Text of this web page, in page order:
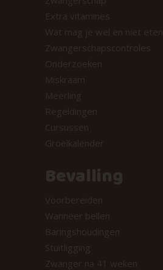
Extra vitamines
Wat mag je wel en niet eten
Zwangerschapscontroles
Onderzoeken
Miskraam
Meerling
Regeldingen
Cursussen
Groeikalender
Bevalling
Voorbereiden
Wanneer bellen
Baringshoudingen
Stuitligging
Zwanger na 41 weken